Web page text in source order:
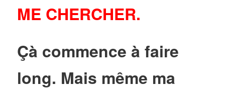
ME CHERCHER.
Çà commence à faire
long. Mais même ma